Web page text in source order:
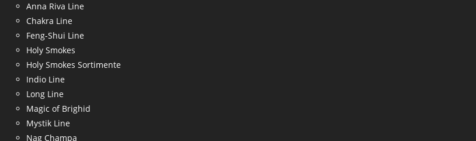
Anna Riva Line
Chakra Line
Feng-Shui Line
Holy Smokes
Holy Smokes Sortimente
Indio Line
Long Line
Magic of Brighid
Mystik Line
Nag Champa